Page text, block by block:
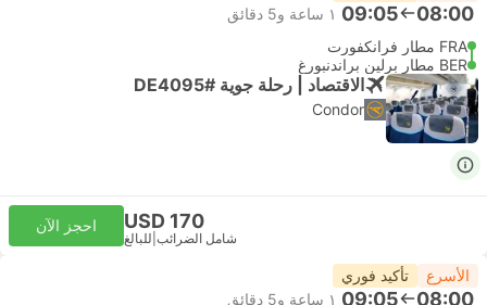
08:00
09:05 ١ ساعة و‫5 دقائق
FRA مطار فرانكفورت
BER مطار برلين براندنبورغ
الاقتصاد | رحلة جوية #DE4095
Condor
USD 170
شامل الضرائب للبالغ
احجز الآن
الأسرع تأكيد فوري
08:00
09:05 ١ ساعة و‫5 دقائق